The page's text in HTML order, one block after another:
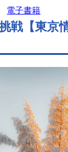
電子書籍
戦【東京